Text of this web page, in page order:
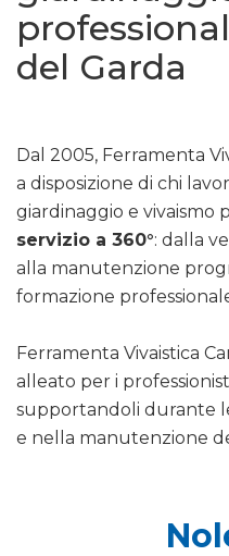
del Garda
Dal 2005, Ferramenta
a disposizione di chi
giardinaggio e vivaismo
servizio a 360°: dalla
alla manutenzione
formazione
Ferramenta Vivaistica
alleato per i
supportandoli durante
e nella manutenzione